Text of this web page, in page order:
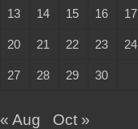
13 14 15 16 17
20 21 22 23 24
27 28 29 30
« Aug Oct »